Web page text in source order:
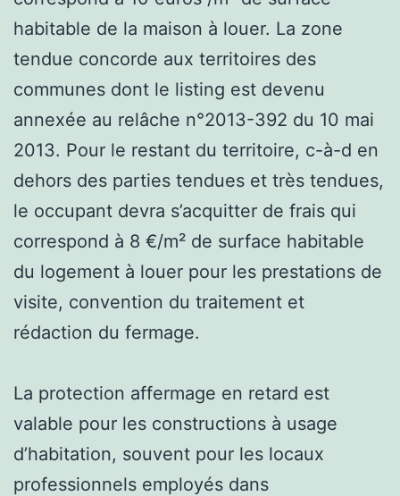
habitable de la maison à louer. La zone
tendue concorde aux territoires des
communes dont le listing est devenu
annexée au relâche n°2013-392 du 10 mai
2013. Pour le restant du territoire, c-à-d en
dehors des parties tendues et très tendues,
le occupant devra s’acquitter de frais qui
correspond à 8 €/m² de surface habitable
du logement à louer pour les prestations de
visite, convention du traitement et
rédaction du fermage.
La protection affermage en retard est
valable pour les constructions à usage
d’habitation, souvent pour les locaux
professionnels employés dans